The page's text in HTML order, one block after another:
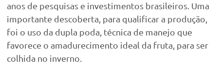
anos de pesquisas e investimentos brasileiros. Uma
importante descoberta, para qualificar a produção,
foi o uso da dupla poda, técnica de manejo que
favorece o amadurecimento ideal da fruta, para ser
colhida no inverno.